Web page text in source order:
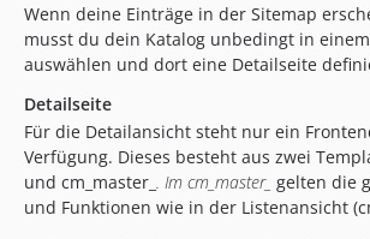
Wenn deine Einträge in der Sitemap
musst du dein Katalog unbedingt in
auswählen und dort eine Detailseite
Detailseite
Für die Detailansicht steht nur ein
Verfügung. Dieses besteht aus zwei
und cm_master_ . Im cm_master_ gelten die
und Funktionen wie in der Listenansicht